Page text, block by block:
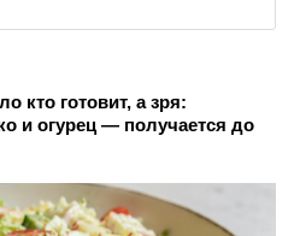
кто готовит, а зря:
и огурец — получается до